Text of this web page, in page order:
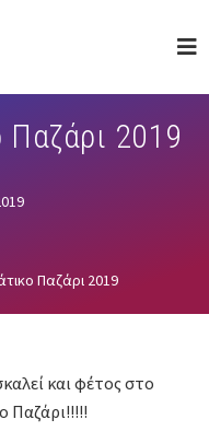
Παζάρι 2019
Παζάρι 2019
και φέτος στο
Παζάρι!!!!!